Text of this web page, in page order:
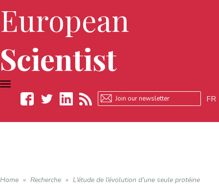
European
Scientist
FR
TOGGLE
NAVIGATION
Home » Recherche » L’étude de l’évolution d’une seule protéine